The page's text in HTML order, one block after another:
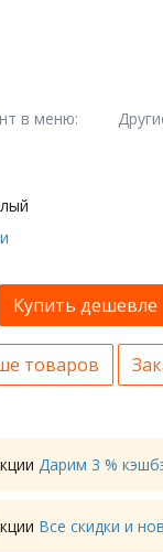
в меню:
Купить дешевле
товаров
Дарим 3 %
Все скидки и